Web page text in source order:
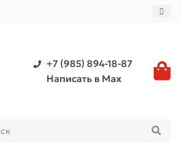
+7 (985) 894-18-87
Написать в Max